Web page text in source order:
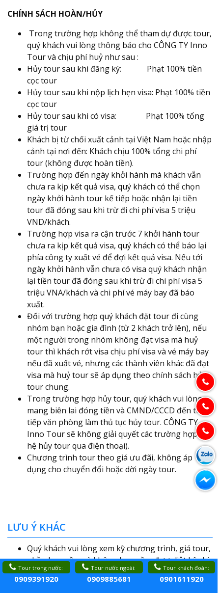
CHÍNH SÁCH HOÀN/HỦY
Trong trường hợp không thể tham dự được tour,
quý khách vui lòng thông báo cho CÔNG TY Inno
Tour và chịu phí huỷ như sau :
Hủy tour sau khi đăng ký: Phạt 100% tiền
cọc tour
Hủy tour sau khi nộp lịch hẹn visa: Phạt 100% tiền
cọc tour
Hủy tour sau khi có visa: Phạt 100% tổng
giá trị tour
Khách bị từ chối xuất cảnh tại Việt Nam hoặc nhập
cảnh tại nơi đến: Khách chịu 100% tổng chi phí
tour (không được hoàn tiền).
Trường hợp đến ngày khởi hành mà khách vẫn
chưa ra kịp kết quả visa, quý khách có thể chọn
ngày khởi hành tour kế tiếp hoặc nhận lại tiền
tour đã đóng sau khi trừ đi chi phí visa 5 triệu
VND/khách.
Trường hợp visa ra cận trước 7 khởi hành tour
chưa ra kịp kết quả visa, quý khách có thể báo lại
phía công ty xuất vé để đợi kết quả visa. Nếu tới
ngày khởi hành vẫn chưa có visa quý khách nhận
lại tiền tour đã đóng sau khi trừ đi chi phí visa 5
triệu VNA/khách và chi phí vé máy bay đã báo
xuất.
Đối với trường hợp quý khách đặt tour đi cùng
nhóm bạn hoặc gia đình (từ 2 khách trở lên), nếu
một người trong nhóm không đạt visa mà huỷ
tour thì khách rớt visa chịu phí visa và vé máy bay
nếu đã xuất vé, nhưng các thành viên khác đã đạt
visa mà huỷ tour sẽ áp dụng theo chính sách hủy
tour chung.
Trong trường hợp hủy tour, quý khách vui lòng
mang biên lai đóng tiền và CMND/CCCD đến trực
tiếp văn phòng làm thủ tục hủy tour. CÔNG TY
Inno Tour sẽ không giải quyết các trường hợp liên
hệ hủy tour qua điện thoại).
Chương trình tour theo giá ưu đãi, không áp
dụng cho chuyển đổi hoặc dời ngày tour.
LƯU Ý KHÁC
Quý khách vui lòng xem kỹ chương trình, giá tour,
phần bao gồm và không bao gồm được liệt kê chi
tiết trong chương trình.
Quý khách vui lòng đem theo Passport (bản
Tour trong nước:
0909391920
Tour nước ngoài:
0909885681
Tour khách đoàn:
0901611920